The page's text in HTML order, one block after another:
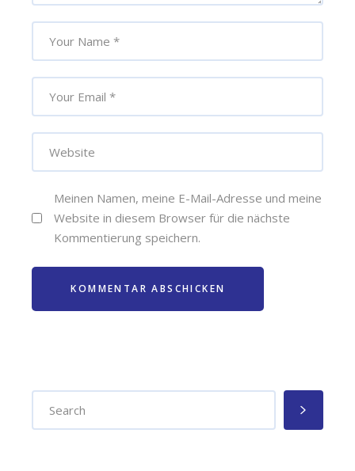
Meinen Namen, meine E-Mail-Adresse und meine
Website in diesem Browser für die nächste
Kommentierung speichern.
KOMMENTAR ABSCHICKEN